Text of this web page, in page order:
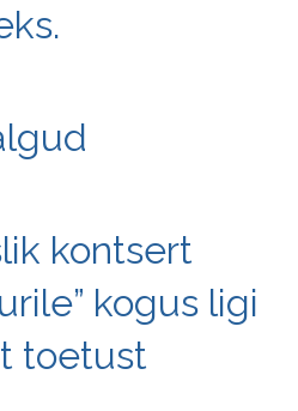
kontsert
kogus ligi
toetust